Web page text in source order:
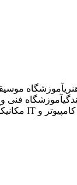
آموزشگاه
آموزشگاه فنی و
مکانیک
و